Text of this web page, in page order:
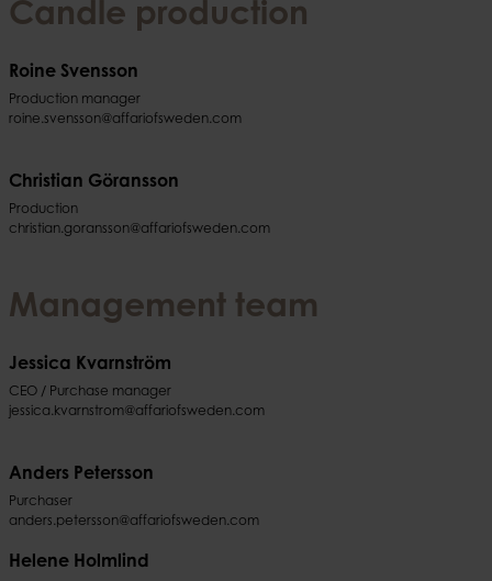
Candle production
Roine Svensson
Production manager
roine.svensson@affariofsweden.com
Christian Göransson
Production
christian.goransson@affariofsweden.com
Management team
Jessica Kvarnström
CEO / Purchase manager
jessica.kvarnstrom@affariofsweden.com
Anders Petersson
Purchaser
anders.petersson@affariofsweden.com
Helene Holmlind